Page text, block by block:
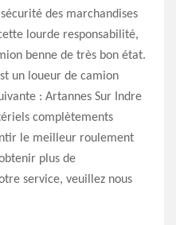
des marchandises
lourde responsabilité,
benne de très bon état.
un loueur de camion
: Artannes Sur Indre
complètements
le meilleur roulement
plus de
service, veuillez nous